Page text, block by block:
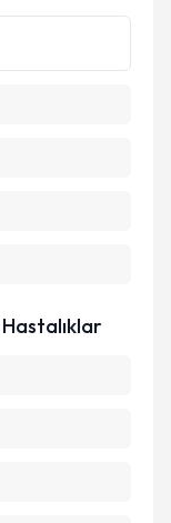
Aydınlatma
belirtilen